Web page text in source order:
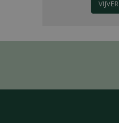
VIJVER